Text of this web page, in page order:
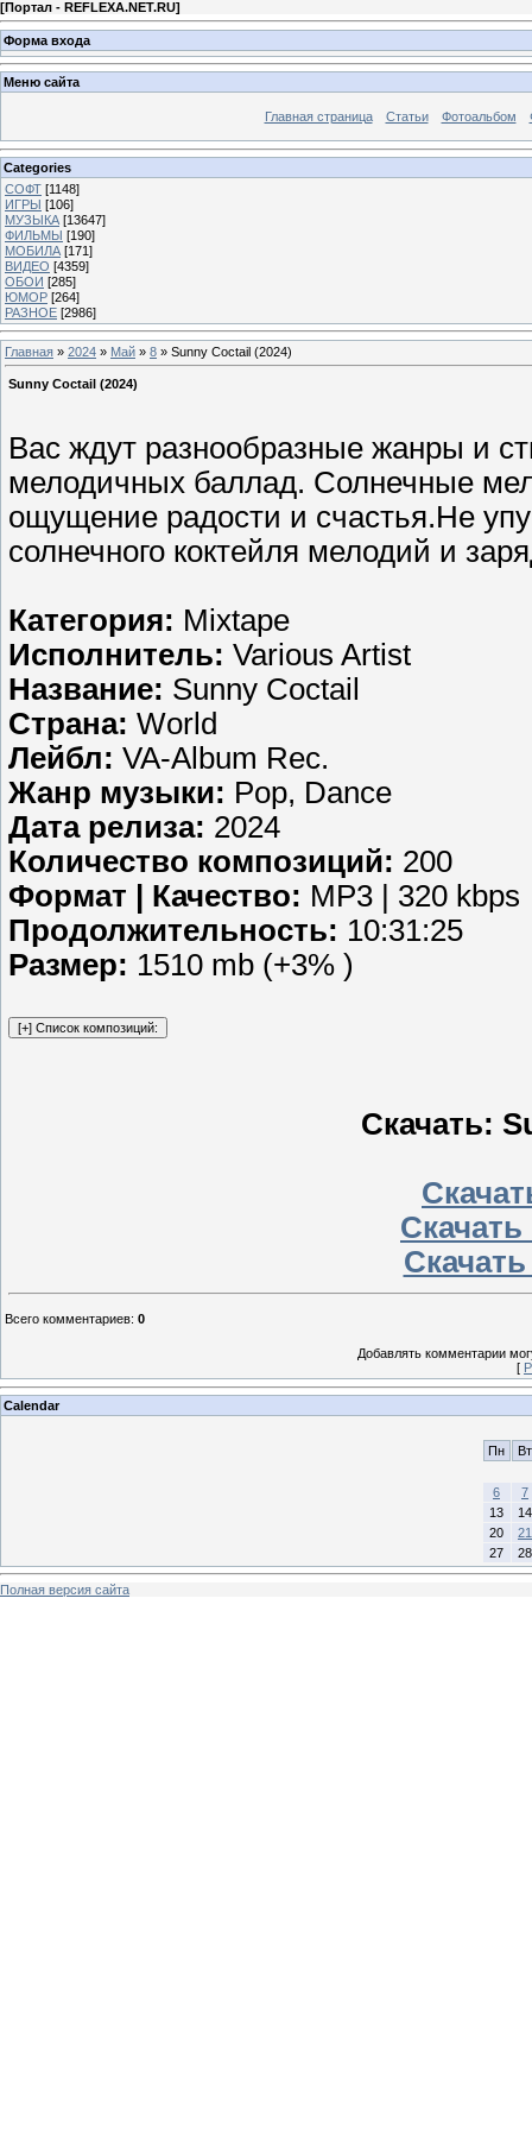
[Портал - REFLEXA.NET.RU]
Форма входа
Меню сайта
Главная страница Статьи Фотоальбом
Categories
СОФТ [1148]
ИГРЫ [106]
МУЗЫКА [13647]
ФИЛЬМЫ [190]
МОБИЛА [171]
ВИДЕО [4359]
ОБОИ [285]
ЮМОР [264]
РАЗНОЕ [2986]
Главная » 2024 » Май » 8 » Sunny Coctail (2024)
Sunny Coctail (2024)
Вас ждут разнообразные жанры и
мелодичных баллад. Солнечные
ощущение радости и счастья.Не
солнечного коктейля мелодий и
Категория: Mixtape
Исполнитель: Various Artist
Название: Sunny Coctail
Страна: World
Лейбл: VA-Album Rec.
Жанр музыки: Pop, Dance
Дата релиза: 2024
Количество композиций: 200
Формат | Качество: MP3 | 320 kbps
Продолжительность: 10:31:25
Размер: 1510 mb (+3% )
Скачать:
Всего комментариев: 0
Добавлять комментарии
[
Calendar
Пн Вт
6
7
13
14
20
21
27
28
Полная версия сайта